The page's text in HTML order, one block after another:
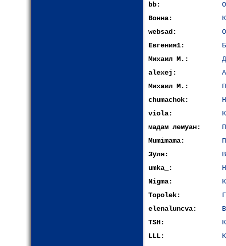
bb:
Вонна:
websad:
Евгения1:
Михаил М.:
alexej:
Михаил М.:
chumachok:
viola:
мадам лемуан:
Mumimama:
Зуля:
umka_:
Nigma:
Topolek:
elenaluncva:
TSH:
LLL: